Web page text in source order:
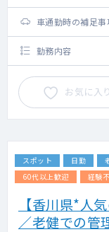
車通勤時の補足事
勤務内容
お気に入り
スポット 日勤
60代以上歓迎
経験
【香川県*人
／老健での管